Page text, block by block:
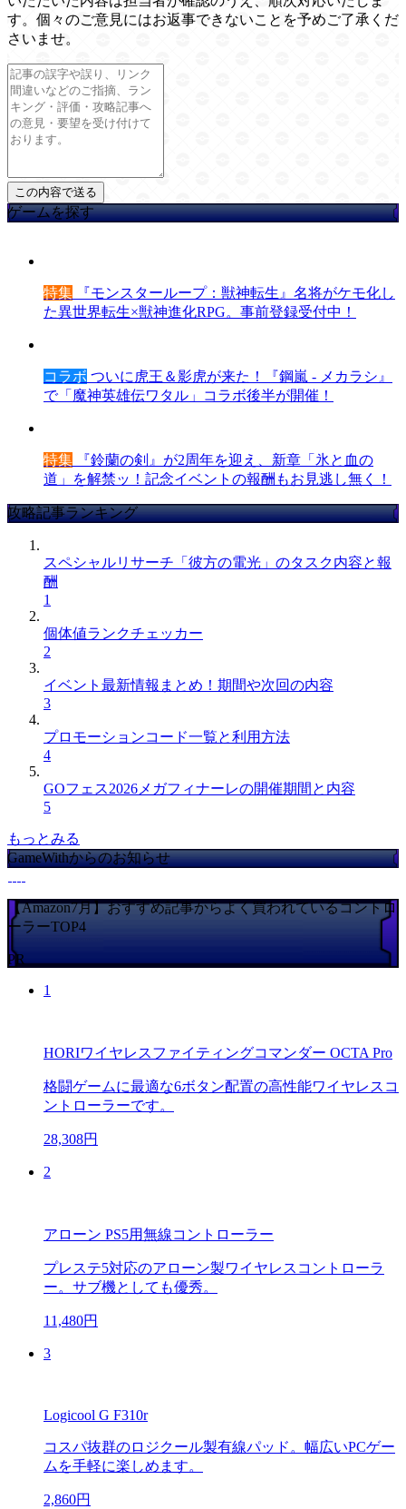
す。個々のご意見にはお返事できないことを予めご了承くだ
さいませ。
ゲームを探す
特集 『モンスターループ：獣神転生』名将がケモ化し
た異世界転生×獣神進化RPG。事前登録受付中！
コラボ ついに虎王＆影虎が来た！『鋼嵐 - メカラシ』
で「魔神英雄伝ワタル」コラボ後半が開催！
特集 『鈴蘭の剣』が2周年を迎え、新章「氷と血の
道」を解禁ッ！記念イベントの報酬もお見逃し無く！
攻略記事ランキング
スペシャルリサーチ「彼方の電光」のタスク内容と報
酬
1
個体値ランクチェッカー
2
イベント最新情報まとめ！期間や次回の内容
3
プロモーションコード一覧と利用方法
4
GOフェス2026メガフィナーレの開催期間と内容
5
もっとみる
GameWithからのお知らせ
【Amazon7月】おすすめ記事からよく買われているコントロ
ーラーTOP4
PR
1
HORIワイヤレスファイティングコマンダー OCTA Pro
格闘ゲームに最適な6ボタン配置の高性能ワイヤレスコ
ントローラーです。
28,308円
2
アローン PS5用無線コントローラー
プレステ5対応のアローン製ワイヤレスコントローラ
ー。サブ機としても優秀。
11,480円
3
Logicool G F310r
コスパ抜群のロジクール製有線パッド。幅広いPCゲー
ムを手軽に楽しめます。
2,860円